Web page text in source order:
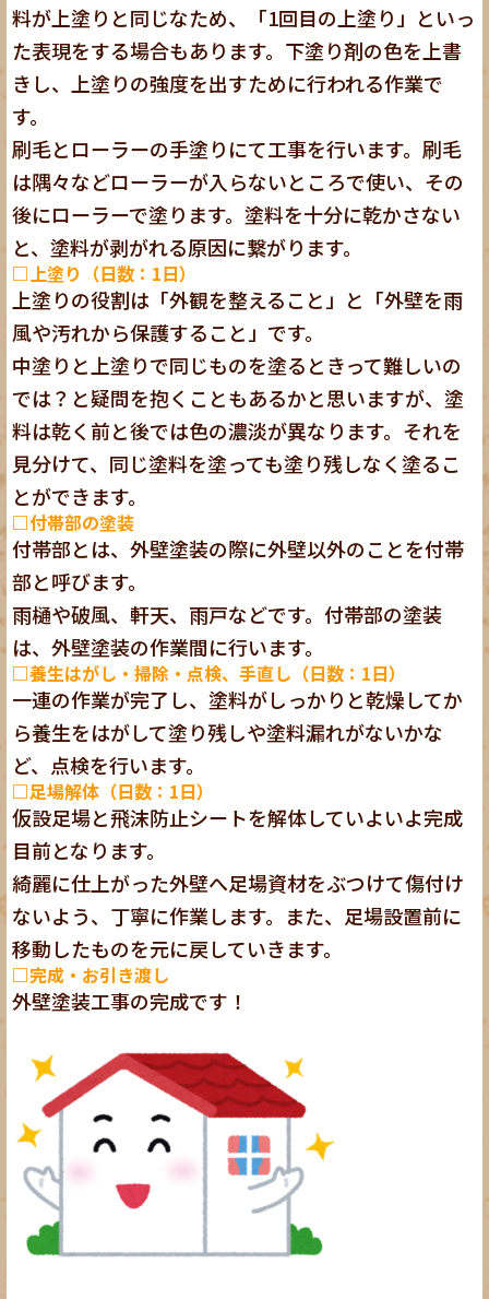
料が上塗りと同じなため、「1回目の上塗り」といっ
た表現をする場合もあります。下塗り剤の色を上書
きし、上塗りの強度を出すために行われる作業で
す。
刷毛とローラーの手塗りにて工事を行います。刷毛
は隅々などローラーが入らないところで使い、その
後にローラーで塗ります。塗料を十分に乾かさない
と、塗料が剥がれる原因に繋がります。
□上塗り（日数：1日）
上塗りの役割は「外観を整えること」と「外壁を雨
風や汚れから保護すること」です。
中塗りと上塗りで同じものを塗るときって難しいの
では？と疑問を抱くこともあるかと思いますが、塗
料は乾く前と後では色の濃淡が異なります。それを
見分けて、同じ塗料を塗っても塗り残しなく塗るこ
とができます。
□付帯部の塗装
付帯部とは、外壁塗装の際に外壁以外のことを付帯
部と呼びます。
雨樋や破風、軒天、雨戸などです。付帯部の塗装
は、外壁塗装の作業間に行います。
□養生はがし・掃除・点検、手直し（日数：1日）
一連の作業が完了し、塗料がしっかりと乾燥してか
ら養生をはがして塗り残しや塗料漏れがないかな
ど、点検を行います。
□足場解体（日数：1日）
仮設足場と飛沫防止シートを解体していよいよ完成
目前となります。
綺麗に仕上がった外壁へ足場資材をぶつけて傷付け
ないよう、丁寧に作業します。また、足場設置前に
移動したものを元に戻していきます。
□完成・お引き渡し
外壁塗装工事の完成です！